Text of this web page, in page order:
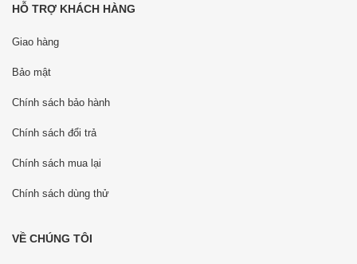
HỖ TRỢ KHÁCH HÀNG
Giao hàng
Bảo mật
Chính sách bảo hành
Chính sách đổi trả
Chính sách mua lại
Chính sách dùng thử
VỀ CHÚNG TÔI